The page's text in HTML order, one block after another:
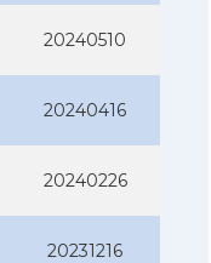
20240510
20240416
20240226
20231216